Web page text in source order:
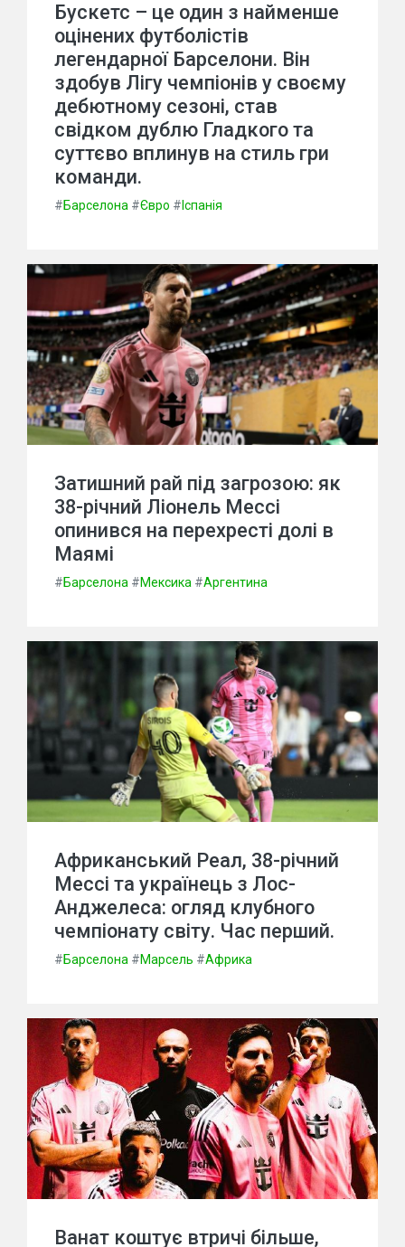
Бускетс – це один з найменше
оцінених футболістів
легендарної Барселони. Він
здобув Лігу чемпіонів у своєму
дебютному сезоні, став
свідком дублю Гладкого та
суттєво вплинув на стиль гри
команди.
#Барселона #Євро # Іспанія
Затишний рай під загрозою: як
38-річний Ліонель Мессі
опинився на перехресті долі в
Маямі
#Барселона #Мексика #Аргентина
Африканський Реал, 38-річний
Мессі та українець з Лос-
Анджелеса: огляд клубного
чемпіонату світу. Час перший.
#Барселона #Марсель #Африка
Ванат коштує втричі більше,